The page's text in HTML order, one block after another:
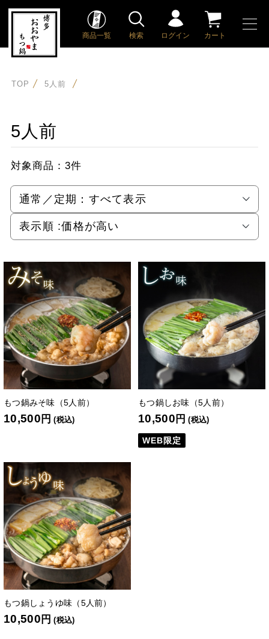
商品一覧 検索 ログイン カート
TOP 5人前
5人前
対象商品： 3件
通常／定期： すべて表示
表示順 :価格が高い
もつ鍋みそ味（5人前）
10,500 円 (税込)
もつ鍋しお味（5人前）
10,500 円 (税込)
WEB限定
もつ鍋しょうゆ味（5人前）
10,500 円 (税込)